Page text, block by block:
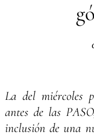
La del miércoles
antes de las
inclusión de una